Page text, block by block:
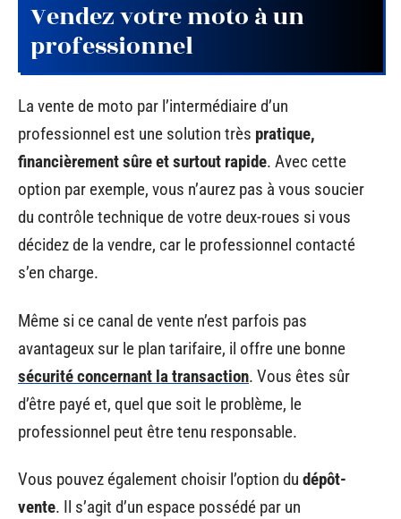
Vendez votre moto à un
professionnel
La vente de moto par l’intermédiaire d’un
professionnel est une solution très pratique,
financièrement sûre et surtout rapide. Avec cette
option par exemple, vous n’aurez pas à vous soucier
du contrôle technique de votre deux-roues si vous
décidez de la vendre, car le professionnel contacté
s’en charge.
Même si ce canal de vente n’est parfois pas
avantageux sur le plan tarifaire, il offre une bonne
sécurité concernant la transaction. Vous êtes sûr
d’être payé et, quel que soit le problème, le
professionnel peut être tenu responsable.
Vous pouvez également choisir l’option du dépôt-
vente. Il s’agit d’un espace possédé par un